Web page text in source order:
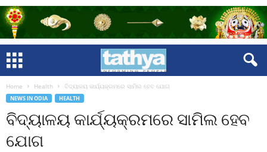
Home Health ବିଦ୍ୟାଳୟ କାର୍ଯ୍ୟକ୍ରମରେ ସାମିଲ ହେବ ଯୋଗ
NEWS IN ODIA HEALTH
ବିଦ୍ୟାଳୟ କାର୍ଯ୍ୟକ୍ରମରେ ସାମିଲ ହେବ
ଯୋଗ